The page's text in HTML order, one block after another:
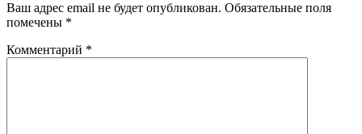
Ваш адрес email не будет опубликован. Обязательные поля
помечены *
Комментарий *